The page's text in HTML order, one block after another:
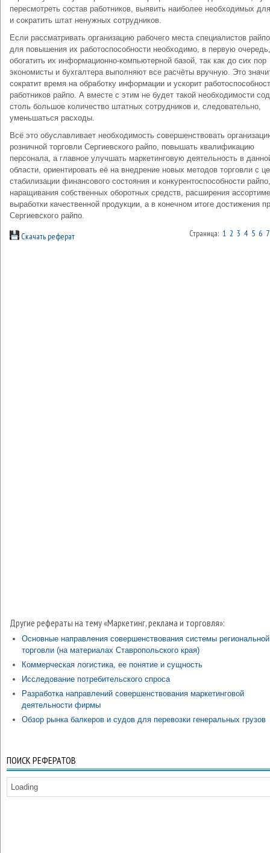
пересмотреть состав работников, выявить наиболее необходимых
и сократить штат ненужных сотрудников.
Если рассматривать организацию рабочего места специалистов
для повышения их работоспособности необходимо, в первую очередь,
обогатить их информационно-компьютерной базой, так как до сих пор
экономисты и бухгалтера выполняют все расчёты вручную. Это
сократит время на обработку информации и ускорит
работников райпо. А вместе с этим не будет такой необходимости
столь большое количество штатных сотрудников и, следовательно,
уменьшаться расходы.
Всё это обуславливает необходимость совершенствовать
розничной торговли Сергиевского райпо, повышать квалификацию
персонала, а главное улучшать маркетинговую деятельность в
области, ориентировать её на внедрение новых методов торговли с
стабилизации финансового состояния и конкурентоспособности райпо,
наращивания собственных оборотных средств, расширения
выработки качественной продукции, а в конечном итоге достижения
Сергиевского райпо.
Скачать реферат Страница: 1 2 3 4 5 6 7
Другие рефераты на тему «Маркетинг, реклама и торговля»:
Основные направления совершенствования системы региональной
торговли (на материалах Ставропольского края)
Коммерческая логистика, ее понятие и сущность
Исследование потребительского спроса
Разработка направлений совершенствования маркетинговой
деятельности фирмы
Обзор рынка балкеров и судов для перевозки генеральных грузов
ПОИСК РЕФЕРАТОВ
Loading